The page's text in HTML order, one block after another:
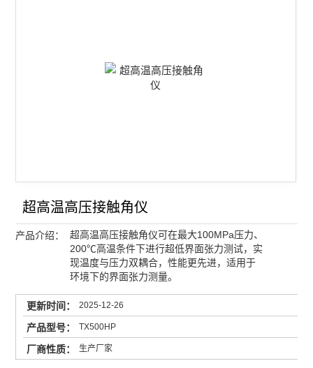
光学法接触角仪
查看全部 >>
超高温高压接触角仪
产品介绍：
超高温高压接触角仪可在最大100MPa压力、
200℃高温条件下进行超低界面张力测试，实
现温度与压力双耦合，性能更先进，适用于
环境下的界面张力测量。
更新时间： 2025-12-26
产品型号： TX500HP
厂商性质： 生产厂家